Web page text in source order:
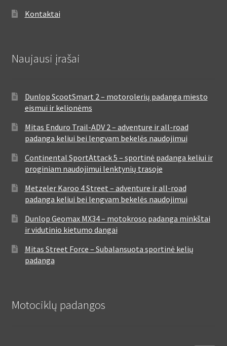
Kontaktai
Naujausi įrašai
Dunlop ScootSmart 2 – motorolerių padanga miesto
eismui ir kelionėms
Mitas Enduro Trail-ADV 2 – adventure ir all-road
padanga keliui bei lengvam bekelės naudojimui
Continental SportAttack 5 – sportinė padanga keliui ir
proginiam naudojimui lenktynių trasoje
Metzeler Karoo 4 Street – adventure ir all-road
padanga keliui bei lengvam bekelės naudojimui
Dunlop Geomax MX34 – motokroso padanga minkštai
ir vidutinio kietumo dangai
Mitas Street Force – Subalansuota sportinė kelių
padanga
Motociklų padangos